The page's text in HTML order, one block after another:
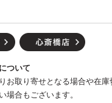
ついて
お取り寄せとなる場合や在
場合もございます。